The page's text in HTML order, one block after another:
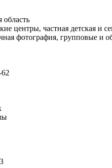
область
центры, частная детская и
фотография, групповые